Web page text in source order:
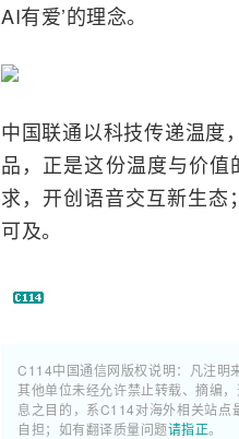
AI有爱’的理念。
中国联通以科技传递温度
品，正是这份温度与价
求，开创语音交互新生
可及。
C114中国通信网版权说明：凡注明
其他单位未经允许禁止转载、摘编
息之目的，系C114对海外相关站
自担；如有翻译质量问题请指正。